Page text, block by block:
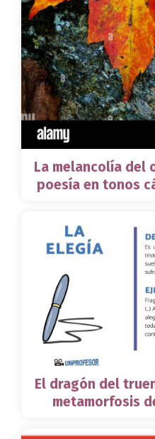
La melancolía del
poesía en tonos
El dragón del
metamorfosis